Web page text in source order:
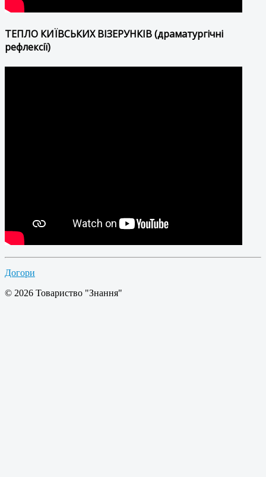
ТЕПЛО КИЇВСЬКИХ ВІЗЕРУНКІВ (драматургічні
рефлексії)
Догори
© 2026 Товариство "Знання"